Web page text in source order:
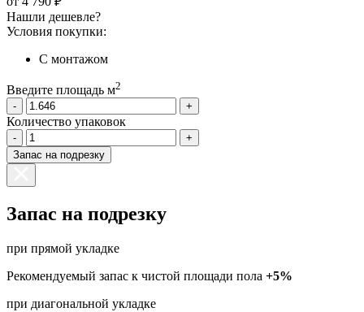
Нашли дешевле?
Условия покупки:
С монтажом
Введите площадь м2
-
+
Количество упаковок
-
+
Запас на подрезку
Запас на подрезку
при прямой укладке
Рекомендуемый запас к чистой площади пола +5%
при диагональной укладке